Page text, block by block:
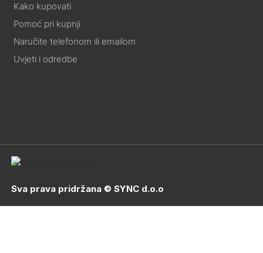
Kako kupovati
Pomoć pri kupnji
Naručite telefonom ili emailom
Uvjeti i odredbe
Sva prava pridržana © SYNC d.o.o